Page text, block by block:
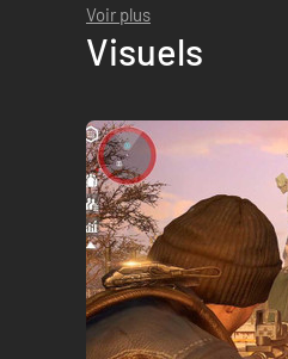
Voir plus
Visuels